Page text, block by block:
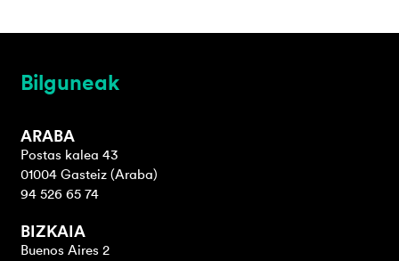
Bilguneak
ARABA
Postas kalea 43
01004 Gasteiz (Araba)
94 526 65 74
BIZKAIA
Buenos Aires 2